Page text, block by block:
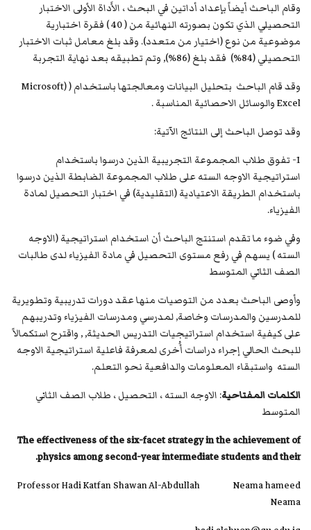
وقام الباحث أيضاً بإعداد أداتين في البحث ، الأَداة الأولى الاختبار
التحصيلي الذي تكون بصورته النهائية من ( 40 ) فقرة اختبارية
موضوعية من نوع (اختيار من متعدد). وقد بلغ معامل ثبات الاختبار
التحصيلي (84%) فقد بلغ (86%), وتم تطبيقه بعد نهاية التجربة
وقد قام الباحث بتحليل البيانات ومعالجتها باستخدام ( (Microsoft
Excel والوسائل الاحصائية المناسبة .
وقد توصل الباحث إلى النتائج الآتية:
1- تفوق طلاب المجموعة التجريبية الذين درسوا باستخدام
استراتيجية الاوجه السته على طلاب المجموعة الضابطة الذين درسوا
باستخدام الطريقة الاعتيادية (التقليدية) في اختبار التحصيل لمادة
الفيزياء.
وفي ضوء ما تقدم استنتج الباحث أن استخدام استراتيجية (الاوجه
السته ) يسهم في رفع مستوى التحصيل في مادة الفيزياء لدى طالبات
الصف الثاني المتوسط
وأوصى الباحث بعدد من التوصيات منها عقد دورات تدريبية وتطويرية
للمدرسين والمدرسات وخاصة, لمدرسي ومدرسات الفيزياء وتدريبهم
على كيفية استخدام استراتيجيات التدريس الحديثة, , واقترح استكمالاً
للبحث الحالي إجراء دراسات أُخرى لمعرفة فاعلية استراتيجية الاوجه
السته واستبقاء المعلومات والدافعية نحو التعلم.
الكلمات المفتاحية: الاوجه السته ، التحصيل ، طلاب الصف الثاني
المتوسط
The effectiveness of the six-facet strategy in the achievement of
physics among second-year intermediate students and their.
Professor Hadi Katfan Shawan Al-Abdullah Neama hameed
Neama